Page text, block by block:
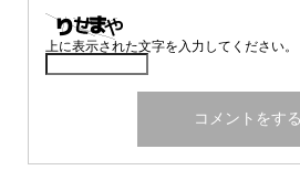
上に表示された文字を入力してください。